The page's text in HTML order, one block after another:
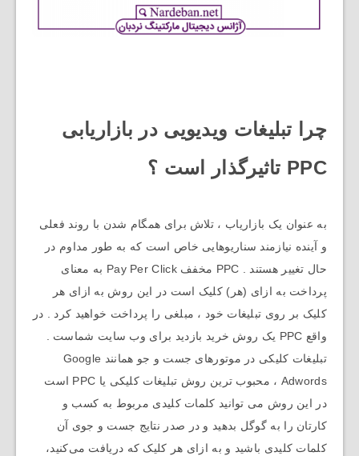
چرا تبلیغات ویدیویی در بازاریابی
PPC تاثیرگذار است ؟
به عنوان یک بازاریاب ، تلاش برای همگام شدن با روند فعلی
و آینده نیازمند سناریوهایی خاص است که به طور مداوم در
حال تغییر هستند . PPC مخفف Pay Per Click به معنای
پرداخت به ازای (هر) کلیک است در این روش به ازای هر
کلیک بر روی تبلیغات خود ، مبلغی را پرداخت خواهید کرد . در
واقع PPC یک روش خرید بازدید برای وب ‌سایت شماست .
تبلیغات کلیکی در موتورهای جست و جو همانند Google
Adwords ، محبوب ‌ترین روش تبلیغات کلیکی یا PPC است
در این روش می‌ توانید کلمات کلیدی مربوط به کسب و
کارتان را به گوگل بدهید و در صدر نتایج جست و جوی آن
کلمات کلیدی باشید و به ازای هر کلیک که دریافت می‌کنید،